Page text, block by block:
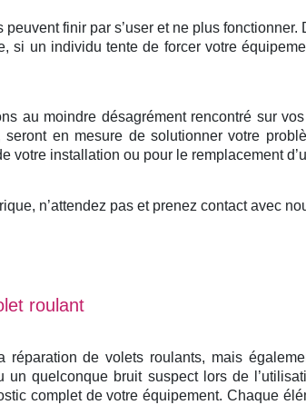
finir par s’user et ne plus
si un individu tente de forcer votre
au moindre désagrément rencontré sur
en mesure de solutionner votre
votre installation ou pour le remplacement
n’attendez pas et prenez contact avec
roulant
de volets roulants, mais
un quelconque bruit suspect lors de
complet de votre équipement. Chaque